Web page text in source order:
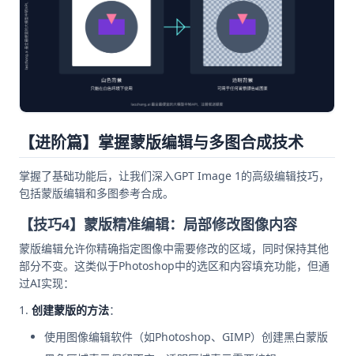
【进阶篇】掌握蒙版编辑与多图合成技术
掌握了基础功能后，让我们深入GPT Image 1的高级编辑技巧，
包括蒙版编辑和多图参考合成。
【技巧4】蒙版精准编辑：局部修改图像内容
蒙版编辑允许你精确指定图像中需要修改的区域，同时保持其他
部分不变。这类似于Photoshop中的选区和内容填充功能，但通
过AI实现：
创建蒙版的方法：
使用图像编辑软件（如Photoshop、GIMP）创建黑白蒙版